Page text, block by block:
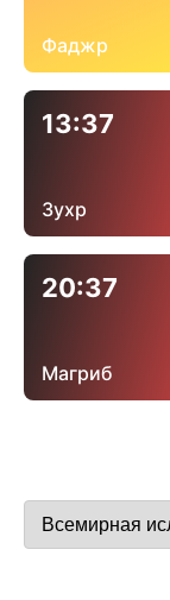
Фаджр
13:37
Зухр
20:37
Магриб